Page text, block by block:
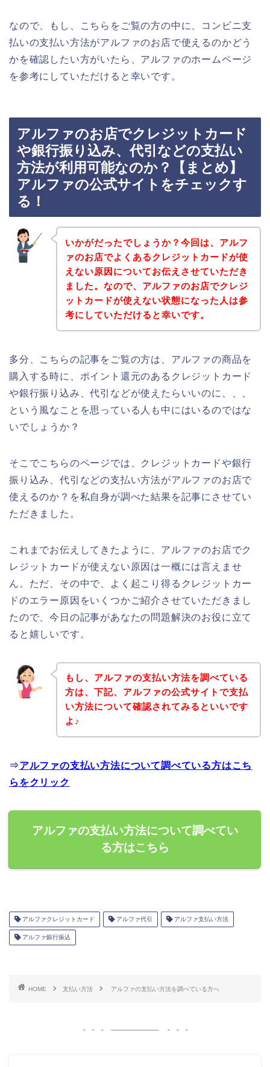
なので、もし、こちらをご覧の方の中に、コンビニ支
払いの支払い方法がアルファのお店で使えるのかどう
かを確認したい方がいたら、アルファのホームページ
を参考にしていただけると幸いです。
アルファのお店でクレジットカード
や銀行振り込み、代引などの支払い
方法が利用可能なのか？【まとめ】
アルファの公式サイトをチェックす
る！
いかがだったでしょうか？今回は、アルフ
ァのお店でよくあるクレジットカードが使
えない原因についてお伝えさせていただき
ました。なので、アルファのお店でクレジ
ットカードが使えない状態になった人は参
考にしていただけると幸いです。
多分、こちらの記事をご覧の方は、アルファの商品を
購入する時に、ポイント還元のあるクレジットカード
や銀行振り込み、代引などが使えたらいいのに、、、
という風なことを思っている人も中にはいるのではな
いでしょうか？
そこでこちらのページでは、クレジットカードや銀行
振り込み、代引などの支払い方法がアルファのお店で
使えるのか？を私自身が調べた結果を記事にさせてい
ただきました。
これまでお伝えしてきたように、アルファのお店でク
レジットカードが使えない原因は一概には言えませ
ん。ただ、その中で、よく起こり得るクレジットカー
ドのエラー原因をいくつかご紹介させていただきまし
たので、今日の記事があなたの問題解決のお役に立て
ると嬉しいです。
もし、アルファの支払い方法を調べている
方は、下記、アルファの公式サイトで支払
い方法について確認されてみるといいです
よ♪
⇒アルファの支払い方法について調べている方はこち
らをクリック
アルファの支払い方法について調べてい
る方はこちら
アルファクレジットカード アルファ代引 アルファ支払い方法
アルファ銀行振込
HOME 支払い方法 アルファの支払い方法を調べている方へ